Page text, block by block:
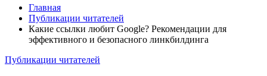
Главная
Публикации читателей
Какие ссылки любит Google? Рекомендации для
эффективного и безопасного линкбилдинга
Публикации читателей